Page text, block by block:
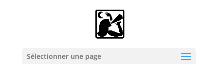
Sélectionner une page
La Maison Noire – lecture parlée